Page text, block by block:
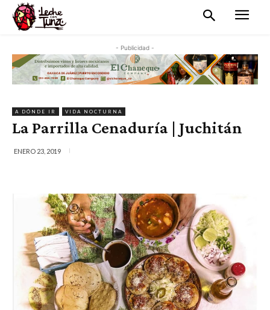
- Publicidad -
A DÓNDE IR VIDA NOCTURNA
La Parrilla Cenaduría | Juchitán
ENERO 23, 2019